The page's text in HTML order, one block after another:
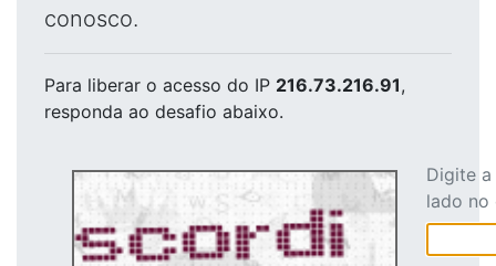
conosco.
Para liberar o acesso do IP 216.73.216.91,
responda ao desafio abaixo.
Digite
lado no